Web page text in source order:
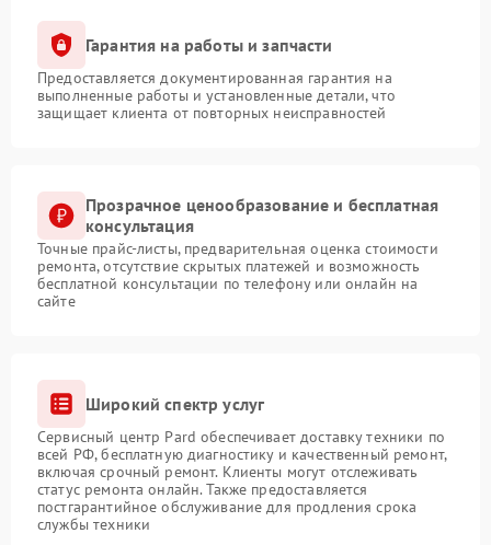
Гарантия на работы и запчасти
Предоставляется документированная гарантия на
выполненные работы и установленные детали, что
защищает клиента от повторных неисправностей
Прозрачное ценообразование и бесплатная
консультация
Точные прайс-листы, предварительная оценка стоимости
ремонта, отсутствие скрытых платежей и возможность
бесплатной консультации по телефону или онлайн на
сайте
Широкий спектр услуг
Сервисный центр Pard обеспечивает доставку техники по
всей РФ, бесплатную диагностику и качественный ремонт,
включая срочный ремонт. Клиенты могут отслеживать
статус ремонта онлайн. Также предоставляется
постгарантийное обслуживание для продления срока
службы техники